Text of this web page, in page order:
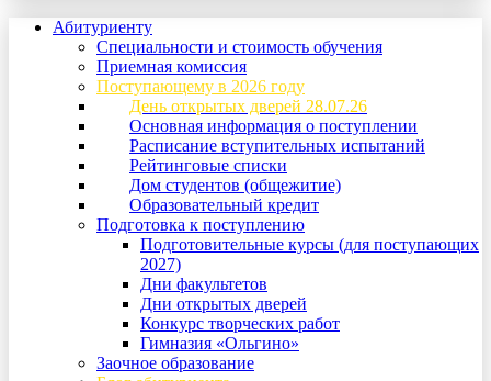
Абитуриенту
Специальности и стоимость обучения
Приемная комиссия
Поступающему в 2026 году
День открытых дверей 28.07.26
Основная информация о поступлении
Расписание вступительных испытаний
Рейтинговые списки
Дом студентов (общежитие)
Образовательный кредит
Подготовка к поступлению
Подготовительные курсы (для поступающих
2027)
Дни факультетов
Дни открытых дверей
Конкурс творческих работ
Гимназия «Ольгино»
Заочное образование